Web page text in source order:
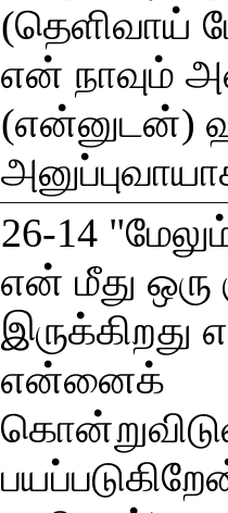
(தெளிவாய்
என் நாவும்
(என்னுடன்)
26-14
என் மீது ஒரு
என்னைக்